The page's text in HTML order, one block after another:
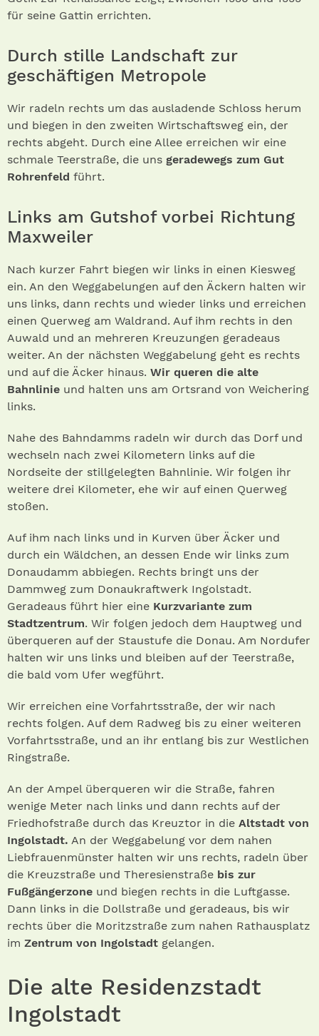
für seine Gattin errichten.
Durch stille Landschaft zur
geschäftigen Metropole
Wir radeln rechts um das ausladende Schloss herum
und biegen in den zweiten Wirtschaftsweg ein, der
rechts abgeht. Durch eine Allee erreichen wir eine
schmale Teerstraße, die uns geradewegs zum Gut
Rohrenfeld führt.
Links am Gutshof vorbei Richtung
Maxweiler
Nach kurzer Fahrt biegen wir links in einen Kiesweg
ein. An den Weggabelungen auf den Äckern halten wir
uns links, dann rechts und wieder links und erreichen
einen Querweg am Waldrand. Auf ihm rechts in den
Auwald und an mehreren Kreuzungen geradeaus
weiter. An der nächsten Weggabelung geht es rechts
und auf die Äcker hinaus. Wir queren die alte
Bahnlinie und halten uns am Ortsrand von Weichering
links.
Nahe des Bahndamms radeln wir durch das Dorf und
wechseln nach zwei Kilometern links auf die
Nordseite der stillgelegten Bahnlinie. Wir folgen ihr
weitere drei Kilometer, ehe wir auf einen Querweg
stoßen.
Auf ihm nach links und in Kurven über Äcker und
durch ein Wäldchen, an dessen Ende wir links zum
Donaudamm abbiegen. Rechts bringt uns der
Dammweg zum Donaukraftwerk Ingolstadt.
Geradeaus führt hier eine Kurzvariante zum
Stadtzentrum. Wir folgen jedoch dem Hauptweg und
überqueren auf der Staustufe die Donau. Am Nordufer
halten wir uns links und bleiben auf der Teerstraße,
die bald vom Ufer wegführt.
Wir erreichen eine Vorfahrtsstraße, der wir nach
rechts folgen. Auf dem Radweg bis zu einer weiteren
Vorfahrtsstraße, und an ihr entlang bis zur Westlichen
Ringstraße.
An der Ampel überqueren wir die Straße, fahren
wenige Meter nach links und dann rechts auf der
Friedhofstraße durch das Kreuztor in die Altstadt von
Ingolstadt. An der Weggabelung vor dem nahen
Liebfrauenmünster halten wir uns rechts, radeln über
die Kreuzstraße und Theresienstraße bis zur
Fußgängerzone und biegen rechts in die Luftgasse.
Dann links in die Dollstraße und geradeaus, bis wir
rechts über die Moritzstraße zum nahen Rathausplatz
im Zentrum von Ingolstadt gelangen.
Die alte Residenzstadt
Ingolstadt